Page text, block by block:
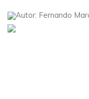
Autor: Fernando